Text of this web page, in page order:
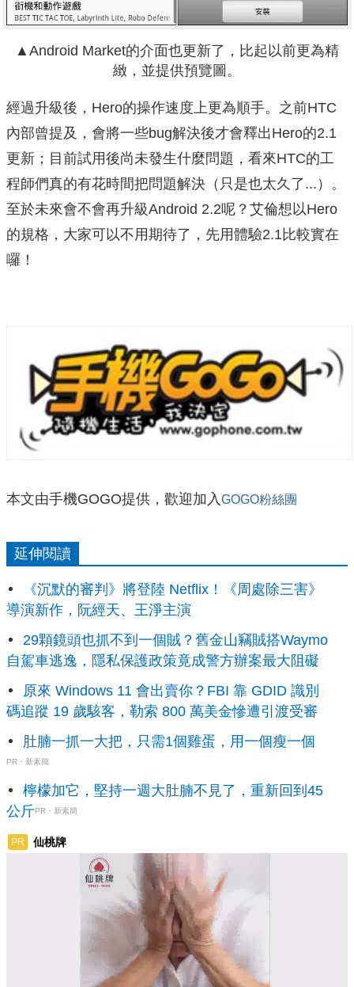
▲Android Market的介面也更新了，比起以前更為精
緻，並提供預覽圖。
經過升級後，Hero的操作速度上更為順手。之前HTC
內部曾提及，會將一些bug解決後才會釋出Hero的2.1
更新；目前試用後尚未發生什麼問題，看來HTC的工
程師們真的有花時間把問題解決（只是也太久了...）。
至於未來會不會再升級Android 2.2呢？艾倫想以Hero
的規格，大家可以不用期待了，先用體驗2.1比較實在
囉！
本文由手機GOGO提供，歡迎加入GOGO粉絲團
延伸閱讀
《沉默的審判》將登陸 Netflix！《周處除三害》
導演新作，阮經天、王淨主演
29顆鏡頭也抓不到一個賊？舊金山竊賊搭Waymo
自駕車逃逸，隱私保護政策竟成警方辦案最大阻礙
原來 Windows 11 會出賣你？FBI 靠 GDID 識別
碼追蹤 19 歲駭客，勒索 800 萬美金慘遭引渡受審
肚腩一抓一大把，只需1個雞蛋，用一個瘦一個
PR・新素簡
檸檬加它，堅持一週大肚腩不見了，重新回到45
公斤PR・新素簡
PR 仙桃牌